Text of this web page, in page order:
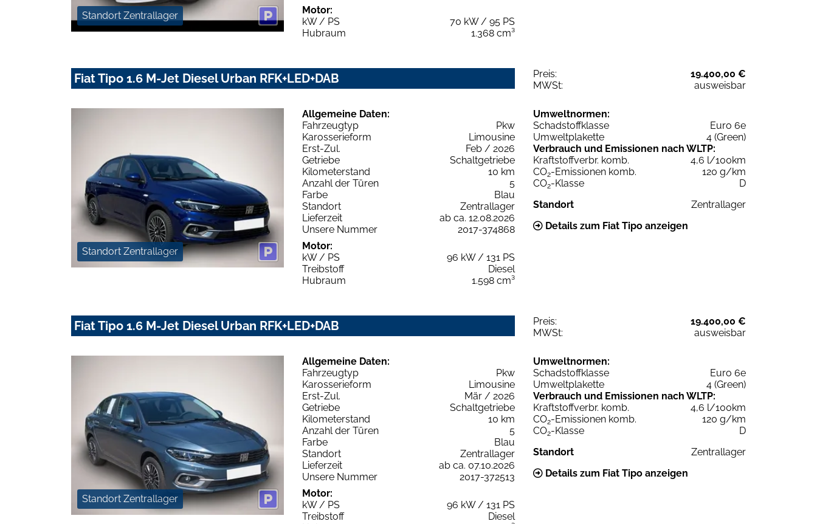
Standort Zentrallager
Motor:
kW / PS
70 kW / 95 PS
Hubraum
1.368 cm³
Fiat Tipo 1.6 M-Jet Diesel Urban RFK+LED+DAB Preis:
19.400,00 €
MWSt:
ausweisbar
Standort Zentrallager
Allgemeine Daten:
Fahrzeugtyp
Pkw
Karosserieform
Limousine
Erst-Zul.
Feb / 2026
Getriebe
Schaltgetriebe
Kilometerstand
10 km
Anzahl der Türen
5
Farbe
Blau
Standort
Zentrallager
Lieferzeit
ab ca. 12.08.2026
Unsere Nummer
2017-374868
Motor:
kW / PS
96 kW / 131 PS
Treibstoff
Diesel
Hubraum
1.598 cm³
Umweltnormen:
Schadstoffklasse
Euro 6e
Umweltplakette
4 (Green)
Verbrauch und Emissionen nach WLTP:
Kraftstoffverbr. komb.
4,6 l/100km
CO2-Emissionen komb.
120 g/km
CO2-Klasse
D
Standort
Zentrallager
Details zum Fiat Tipo anzeigen
Fiat Tipo 1.6 M-Jet Diesel Urban RFK+LED+DAB Preis:
19.400,00 €
MWSt:
ausweisbar
Standort Zentrallager
Allgemeine Daten:
Fahrzeugtyp
Pkw
Karosserieform
Limousine
Erst-Zul.
Mär / 2026
Getriebe
Schaltgetriebe
Kilometerstand
10 km
Anzahl der Türen
5
Farbe
Blau
Standort
Zentrallager
Lieferzeit
ab ca. 07.10.2026
Unsere Nummer
2017-372513
Motor:
kW / PS
96 kW / 131 PS
Treibstoff
Diesel
Umweltnormen:
Schadstoffklasse
Euro 6e
Umweltplakette
4 (Green)
Verbrauch und Emissionen nach WLTP:
Kraftstoffverbr. komb.
4,6 l/100km
CO2-Emissionen komb.
120 g/km
CO2-Klasse
D
Standort
Zentrallager
Details zum Fiat Tipo anzeigen